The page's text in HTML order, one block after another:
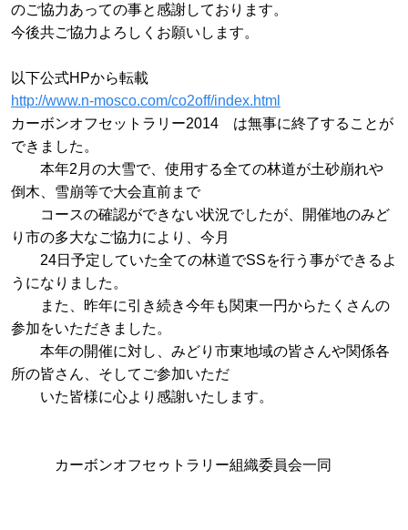
のご協力あっての事と感謝しております。
今後共ご協力よろしくお願いします。
以下公式HPから転載
http://www.n-mosco.com/co2off/index.html
カーボンオフセットラリー2014 は無事に終了することが
できました。
本年2月の大雪で、使用する全ての林道が土砂崩れや
倒木、雪崩等で大会直前まで
コースの確認ができない状況でしたが、開催地のみど
り市の多大なご協力により、今月
24日予定していた全ての林道でSSを行う事ができるよ
うになりました。
また、昨年に引き続き今年も関東一円からたくさんの
参加をいただきました。
本年の開催に対し、みどり市東地域の皆さんや関係各
所の皆さん、そしてご参加いただ
いた皆様に心より感謝いたします。
カーボンオフセゥトラリー組織委員会一同